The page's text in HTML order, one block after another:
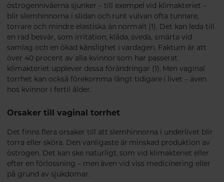
östrogennivåerna sjunker – till exempel vid klimakteriet –
blir slemhinnorna i slidan och runt vulvan ofta tunnare,
torrare och mindre elastiska än normalt (1). Det kan leda till
en rad besvär, som irritation, klåda, sveda, smärta vid
samlag och en ökad känslighet i vardagen. Faktum är att
över 40 procent av alla kvinnor som har passerat
klimakteriet upplever dessa förändringar (1). Men vaginal
torrhet kan också förekomma långt tidigare i livet – även
hos kvinnor i fertil ålder.
Orsaker till vaginal torrhet
Det finns flera orsaker till att slemhinnorna i underlivet blir
torra eller sköra. Den vanligaste är minskad produktion av
östrogen. Det kan ske naturligt, som vid klimakteriet eller
efter en förlossning – men även vid viss medicinering eller
på grund av sjukdomar.